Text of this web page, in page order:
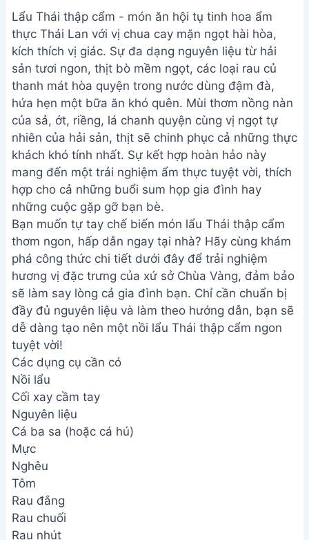
Lẩu Thái thập cẩm - món ăn hội tụ tinh hoa ẩm
thực Thái Lan với vị chua cay mặn ngọt hài hòa,
kích thích vị giác. Sự đa dạng nguyên liệu từ hải
sản tươi ngon, thịt bò mềm ngọt, các loại rau củ
thanh mát hòa quyện trong nước dùng đậm đà,
hứa hẹn một bữa ăn khó quên. Mùi thơm nồng nàn
của sả, ớt, riềng, lá chanh quyện cùng vị ngọt tự
nhiên của hải sản, thịt sẽ chinh phục cả những thực
khách khó tính nhất. Sự kết hợp hoàn hảo này
mang đến một trải nghiệm ẩm thực tuyệt vời, thích
hợp cho cả những buổi sum họp gia đình hay
những cuộc gặp gỡ bạn bè.
Bạn muốn tự tay chế biến món lẩu Thái thập cẩm
thơm ngon, hấp dẫn ngay tại nhà? Hãy cùng khám
phá công thức chi tiết dưới đây để trải nghiệm
hương vị đặc trưng của xứ sở Chùa Vàng, đảm bảo
sẽ làm say lòng cả gia đình bạn. Chỉ cần chuẩn bị
đầy đủ nguyên liệu và làm theo hướng dẫn, bạn sẽ
dễ dàng tạo nên một nồi lẩu Thái thập cẩm ngon
tuyệt vời!
Các dụng cụ cần có
Nồi lẩu
Cối xay cầm tay
Nguyên liệu
Cá ba sa (hoặc cá hú)
Mực
Nghêu
Tôm
Rau đắng
Rau chuối
Rau nhút